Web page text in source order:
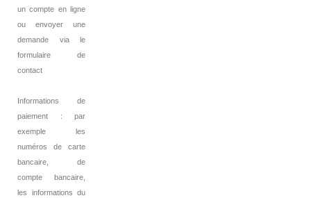
un compte en ligne
ou envoyer une
demande via le
formulaire de
contact
Informations de
paiement : par
exemple les
numéros de carte
bancaire, de
compte bancaire,
les informations du